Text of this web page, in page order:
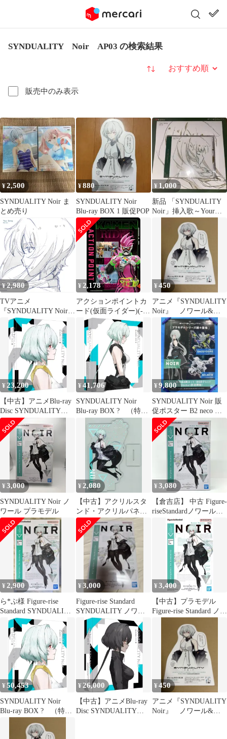
SYNDUALITY Noir AP03 の検索結果
販売中のみ表示
並び替え
¥2,500
SYNDUALITY Noir ま
とめ売り
¥880
SYNDUALITY Noir
Blu-ray BOX 1 販促POP
¥ 1,000
新品 「SYNDUALITY
Noir」挿入歌～Your
Song(シエル盤…
¥2,980
TVアニメ
『SYNDUALITY Noir』
第2クール挿入歌「Your
Song」【ノワール盤】
(中古品)
¥ 2,178
アクションポイントカ
ード(仮面ライダー)(-)
〈KMR-1-AP03〉
[UA29BT]ユニオンアリ
ーナ
¥450
アニメ『SYNDUALITY
Noir』 ノワール&ミ
ステル カード /2
¥23,200
【中古】アニメBlu-ray
Disc SYNDUALITY
Noir Blu-ray BOX III [特
装限定版]
¥41,706
SYNDUALITY Noir
Blu-ray BOX ? （特装
限定版）(中古品)
¥9,800
SYNDUALITY Noir 販
促ポスター B2 neco 桂
憲一郎 ②
¥3,000
SYNDUALITY Noir ノ
ワール プラモデル
¥ 2,080
【中古】アクリルスタ
ンド・アクリルパネル
ノワール アクリルフィ
ギュア 「一番くじ
SYNDUALITY Noir」 A
¥ 3,080
【倉吉店】 中古 Figure-
riseStandardノワール
「SYNDUALITY(シン
デュアリティ)」
[5065425]
¥ 2,900
ら*ぷ様 Figure-rise
Standard SYNDUALITY
ノワー
¥3,000
Figure-rise Standard
SYNDUALITY ノワー
¥3,400
【中古】プラモデル
Figure-rise Standard ノワ
「SYNDUALITY(シン
デュアリティ)」
[5065425]
¥50,453
SYNDUALITY Noir
Blu-ray BOX ? （特装
¥ 26,000
【中古】アニメBlu-ray
Disc SYNDUALITY
¥450
アニメ『SYNDUALITY
Noir』 ノワール&ミ